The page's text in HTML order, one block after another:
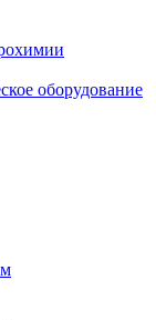
оборудование